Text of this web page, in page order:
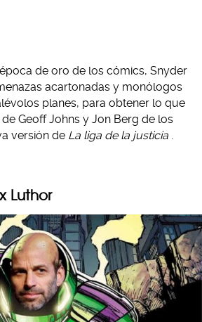
de oro de los cómics, Snyder
acartonadas y monólogos
planes, para obtener lo que
Geoff Johns y Jon Berg de los
versión de La liga de la justicia .
Luthor